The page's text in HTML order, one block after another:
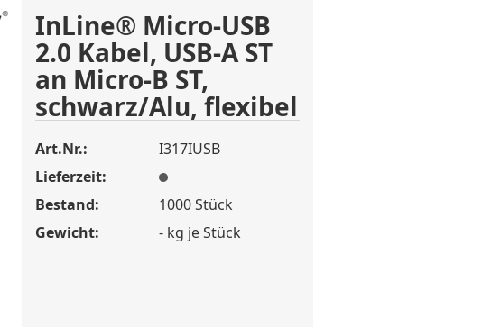
Konto erstellen
Passwort vergessen?
InLine® Micro-USB
2.0 Kabel, USB-A ST
an Micro-B ST,
schwarz/Alu, flexibel
Art.Nr.:
I317IUSB
Lieferzeit:
Bestand:
1000Stück
Gewicht:
-kg je Stück